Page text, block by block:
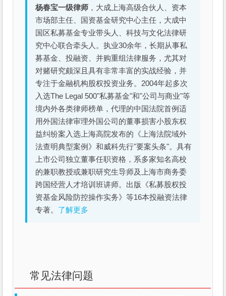
杨春宝一级律师 ，大成上海高级合伙人、资本
市场部主任、国资基金研究中心主任，大成中
国区私募基金专业带头人、科技与文化法律研
究中心联合牵头人。执业30余年，长期从事私
募基金、投融资、并购重组法律服务，尤其对
对赌研究颇深且具有非常丰富的实战经验，并
专注于金融机构股权投资业务。2004年起多次
入选The Legal 500"私募基金"和"公司与商业"等
境内外各类律师榜单，代理的中国法院首例适
用外国法律审理外国公司的董事损害小股东权
益纠纷案入选上海高院发布的《上海法院域外
法查明典型案例》和威科先行"要案头条"。具有
上市公司独立董事任职资格，系多家知名高校
的兼职教授或兼职研究生导师及上海市商务委
跨国经营人才培训班讲师。出版《私募股权投
资基金风险防控操作实务》等16本投融资法律
专著。 了解更多
常见法律问题